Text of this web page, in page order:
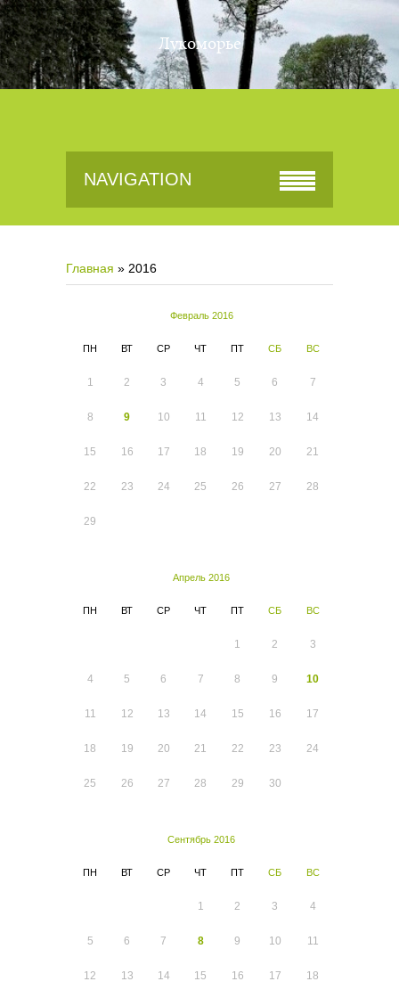
Лукоморье
NAVIGATION
Главная » 2016
Февраль 2016
ПН ВТ СР ЧТ ПТ СБ ВС
1 2 3 4 5 6 7
8 9 10 11 12 13 14
15 16 17 18 19 20 21
22 23 24 25 26 27 28
29
Апрель 2016
ПН ВТ СР ЧТ ПТ СБ ВС
1 2 3
4 5 6 7 8 9 10
11 12 13 14 15 16 17
18 19 20 21 22 23 24
25 26 27 28 29 30
Сентябрь 2016
ПН ВТ СР ЧТ ПТ СБ ВС
1 2 3 4
5 6 7 8 9 10 11
12 13 14 15 16 17 18